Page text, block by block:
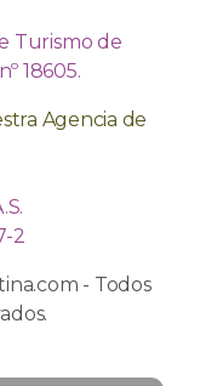
Turismo de
18605.
Agencia de
2
- Todos